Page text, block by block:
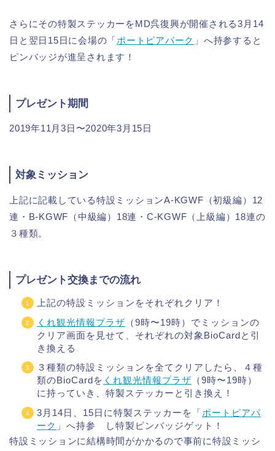
さらにその特製ステッカーをMD呉復興が開催される3月14
日と翌日15日に会場の「ポートピアパーク 」へ持参すると
ピンバッジが進呈されます！
プレゼント期間
2019年11月3日〜2020年3月15日
対象ミッション
上記に記載している特設ミッションA-KGWF（初級編）12
連・B-KGWF（中級編）18連・C-KGWF（上級編）18連の
３種類。
プレゼント交換までの流れ
上記の特設ミッションをそれぞれクリア！
くれ観光情報プラザ （9時〜19時）でミッションの
クリア画面を見せて、それぞれの対象BioCardと引
き換える
３種類の特設ミッションを全てクリアしたら、４種
類のBioCardを くれ観光情報プラザ （9時〜19時）
に持っていき、特製ステッカーと引き換え！
3月14日、15日に特製ステッカーを「ポートピアパ
ーク 」へ持参 し特製ピンバッジゲット！
特設ミッションに結構時間がかかるので事前に特設ミッシ